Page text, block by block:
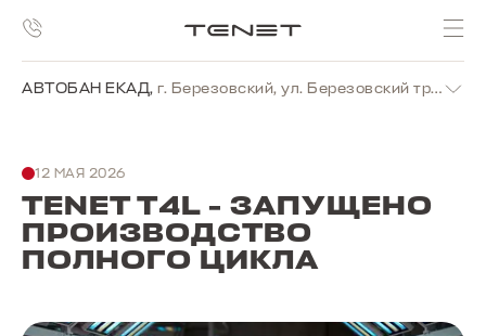
АВТОБАН ЕКАД, г. Березовский, ул. Березовский тракт, стр. 11А
12 МАЯ 2026
TENET T4L - ЗАПУЩЕНО
ПРОИЗВОДСТВО
ПОЛНОГО ЦИКЛА